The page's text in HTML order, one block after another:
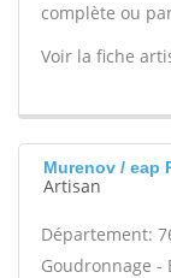
complète ou
Voir la fiche
Murenov / eap
Artisan
Département:
Goudronnage -